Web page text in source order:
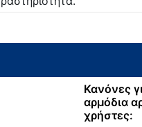
Κανόνες
αρμόδια
χρήστες: